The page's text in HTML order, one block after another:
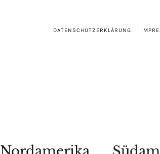
DATENSCHUTZERKLÄRUNG